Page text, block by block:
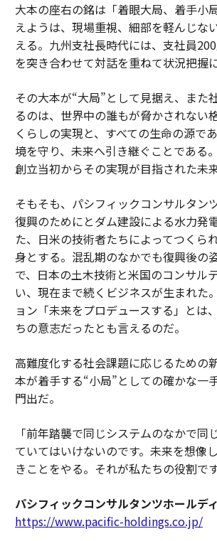
大本の座右の銘は「着眼大局、着手小
えようは、現場重視、細部を軽んじな
える。九州支社長時代には、支社員
を突き合わせて対話を重ねて状況把握
その大本が“大局”として見据え、また
るのは、世界中の誰もが脅かされない
くらしの実現と、すべての生命の源で
境を守り、未来へ引き継ぐことである
創立当初からその実現が目指された未
そもそも、パシフィックコンサルタン
復興のためにとダム建設による水力発
た、日米の技術者たちによってつくら
身とする。混乱期のなかでも復興後の
で、日本の土木技術と米国のコンサル
い、現在まで続くビジネスが生まれた
ョン「未来をプロデュースする」とは
ちの意志だったとも言えるのだ。
高難度化する社会課題に応じるための
本が着手する“小局”としての確かな一
門出だ。
「前年踏襲で同じシステムのなかで同
ていてはいけないのです。未来を想像
きことをやる。それが私たちの役割で
パシフィックコンサルタンツホールデ
https://www.pacific-holdings.co.jp/